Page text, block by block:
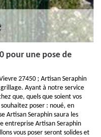
pour une pose de
27450 ; Artisan Seraphin
Ayant à notre service
que, quels que soient vos
poser : noué, en
Artisan Seraphin saura les
entreprise Artisan Seraphin
vous poser seront solides et